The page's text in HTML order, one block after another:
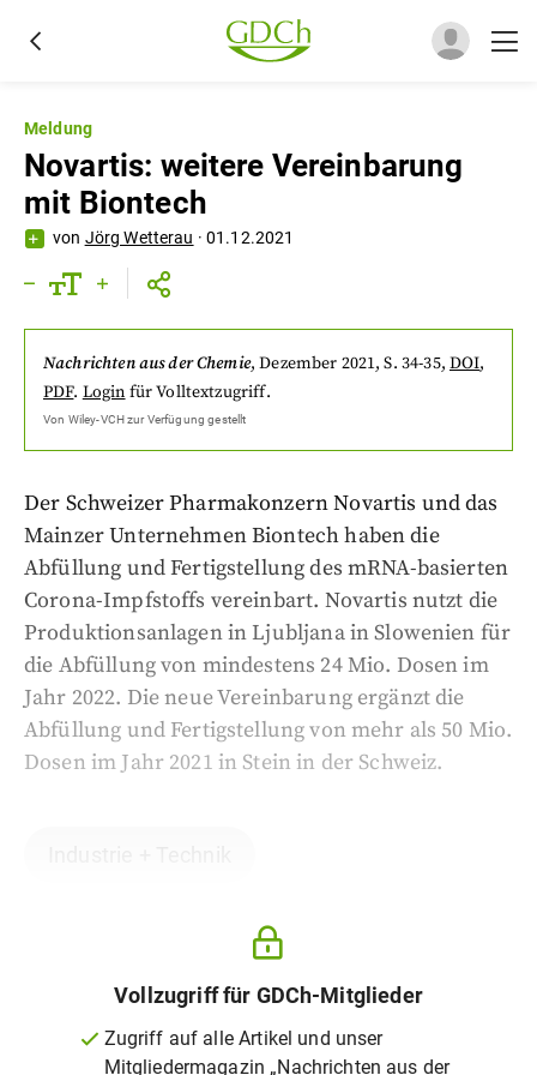
Meldung
Novartis: weitere Vereinbarung
mit Biontech
von Jörg Wetterau ·01.12.2021
Nachrichten aus der Chemie,Dezember 2021, S. 34-35, DOI,
PDF. Login für Volltextzugriff.
Von Wiley-VCHzur Verfügung gestellt
Der Schweizer Pharmakonzern Novartis und das
Mainzer Unternehmen Biontech haben die
Abfüllung und Fertigstellung des mRNA-basierten
Corona-Impfstoffs vereinbart. Novartis nutzt die
Produktionsanlagen in Ljubljana in Slowenien für
die Abfüllung von mindestens 24 Mio. Dosen im
Jahr 2022. Die neue Vereinbarung ergänzt die
Abfüllung und Fertigstellung von mehr als 50 Mio.
Dosen im Jahr 2021 in Stein in der Schweiz.
Vollzugriff für GDCh-Mitglieder
Zugriff auf alle Artikel und unser
Mitgliedermagazin „Nachrichten aus der